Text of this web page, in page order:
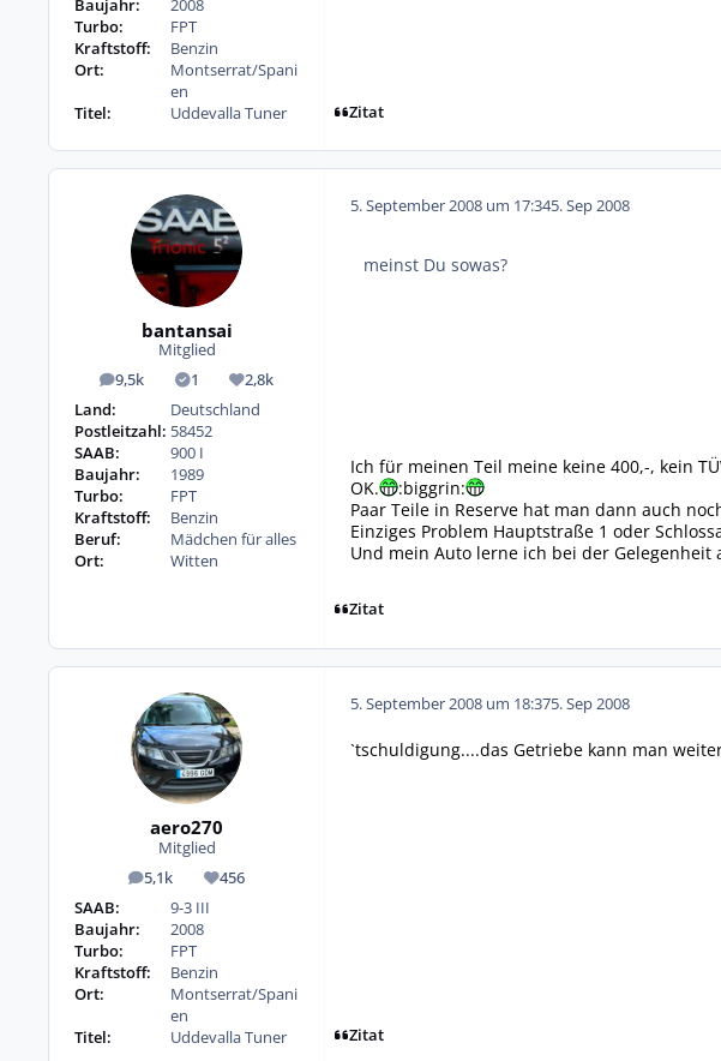
Baujahr:
2008
Turbo:
FPT
Kraftstoff:
Benzin
Ort:
Montserrat/Spani
en
Titel:
Uddevalla Tuner Zitat
bantansai
Mitglied
9,5k
Beiträge 1
Lösungen2,8k
Reputation
Land:
Deutschland
Postleitzahl: 58452
SAAB:
900 I
Baujahr:
1989
Turbo:
FPT
Kraftstoff:
Benzin
Beruf:
Mädchen für alles
Ort:
Witten
5. September 2008 um 17:345. Sep 2008
meinst Du sowas?
Ich für meinen Teil meine keine 400,-, kein
OK.
:biggrin:
Paar Teile in Reserve hat man dann auch
Einziges Problem Hauptstraße 1 oder
Und mein Auto lerne ich bei der Gelegenheit
Zitat
aero270
Mitglied
5,1k
Beiträge 456
Reputation
SAAB:
9-3 III
Baujahr:
2008
Turbo:
FPT
Kraftstoff:
Benzin
Ort:
Montserrat/Spani
en
Titel:
Uddevalla Tuner
5. September 2008 um 18:375. Sep 2008
`tschuldigung....das Getriebe kann man
Zitat